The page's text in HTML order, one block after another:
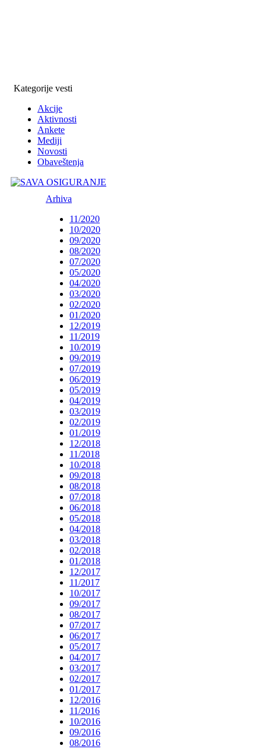
Kategorije vesti
Akcije
Aktivnosti
Ankete
Mediji
Novosti
Obaveštenja
Arhiva
11/2020
10/2020
09/2020
08/2020
07/2020
05/2020
04/2020
03/2020
02/2020
01/2020
12/2019
11/2019
10/2019
09/2019
07/2019
06/2019
05/2019
04/2019
03/2019
02/2019
01/2019
12/2018
11/2018
10/2018
09/2018
08/2018
07/2018
06/2018
05/2018
04/2018
03/2018
02/2018
01/2018
12/2017
11/2017
10/2017
09/2017
08/2017
07/2017
06/2017
05/2017
04/2017
03/2017
02/2017
01/2017
12/2016
11/2016
10/2016
09/2016
08/2016